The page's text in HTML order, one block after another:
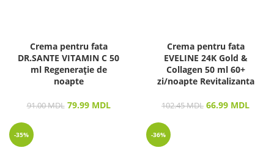
Crema pentru fata
DR.SANTE VITAMIN C 50
ml Regenerație de
noapte
91.00MDL 79.99 MDL
Crema pentru fata
EVELINE 24K Gold &
Collagen 50 ml 60+
zi/noapte Revitalizanta
102.45MDL 66.99 MDL
-35% -36%